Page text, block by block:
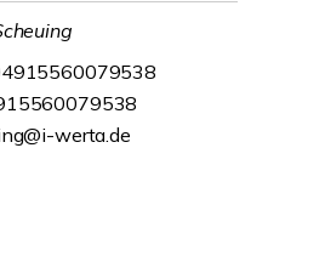
werta.de